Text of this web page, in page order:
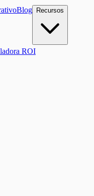
Blog Recursos
ROI